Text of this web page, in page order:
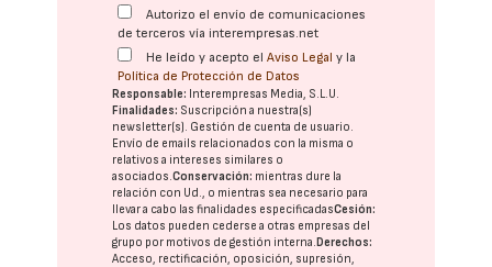
Autorizo el envío de comunicaciones
de terceros vía interempresas.net
He leído y acepto elAviso Legal y la
Política de Protección de Datos
Responsable: Interempresas Media, S.L.U.
Finalidades: Suscripción a nuestra(s)
newsletter(s). Gestión de cuenta de usuario.
Envío de emails relacionados con la misma o
relativos a intereses similares o
asociados.Conservación: mientras dure la
relación con Ud., o mientras sea necesario para
llevar a cabo las finalidades especificadasCesión:
Los datos pueden cederse a otras empresas del
grupo por motivos de gestión interna.Derechos:
Acceso, rectificación, oposición, supresión,